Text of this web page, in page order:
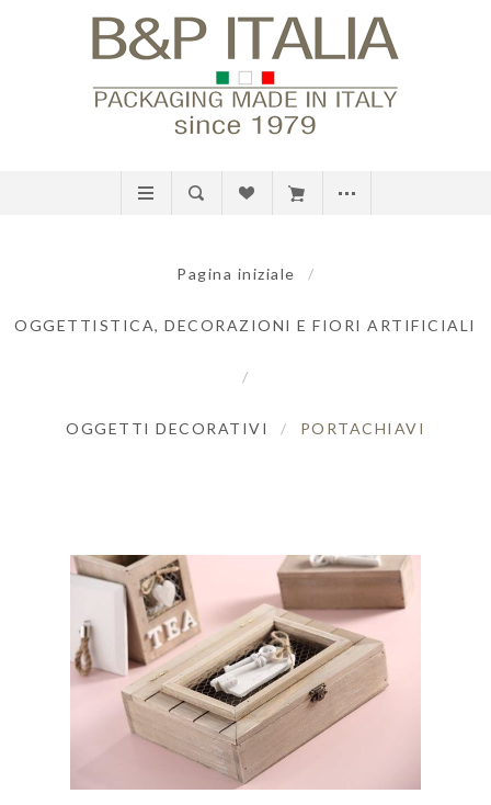
Pagina iniziale /
OGGETTISTICA, DECORAZIONI E FIORI ARTIFICIALI
/
OGGETTI DECORATIVI / PORTACHIAVI